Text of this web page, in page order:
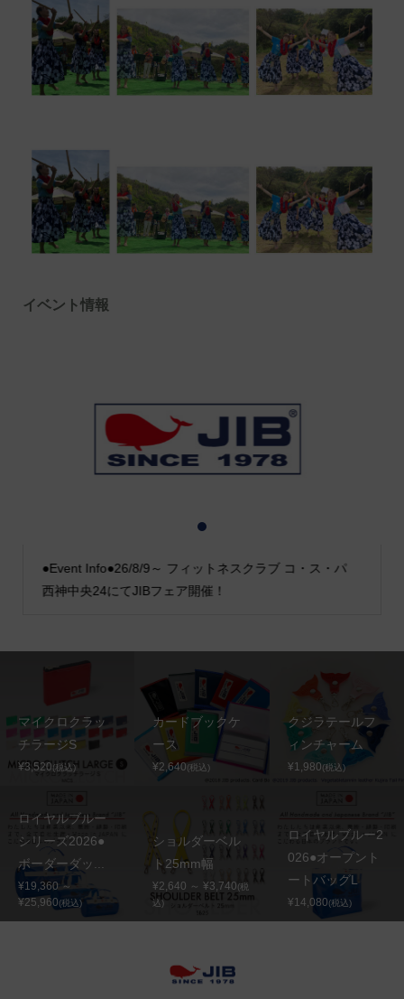
イベント情報
●Event Info●26/8/9～ フィットネスクラブ コ・ス・パ
西神中央24にてJIBフェア開催！
2
マイクロクラッ
チラージS
¥3,520(税込)
カードブックケ
ース
¥2,640(税込)
クジラテールフ
ィンチャーム
¥1,980(税込)
ロイヤルブルー
シリーズ2026●
ボーダーダッ...
¥19,360 ～
¥25,960(税込)
ショルダーベル
ト25mm幅
¥2,640 ～ ¥3,740(税
込)
ロイヤルブルー2
026●オープント
ートバッグL
¥14,080(税込)